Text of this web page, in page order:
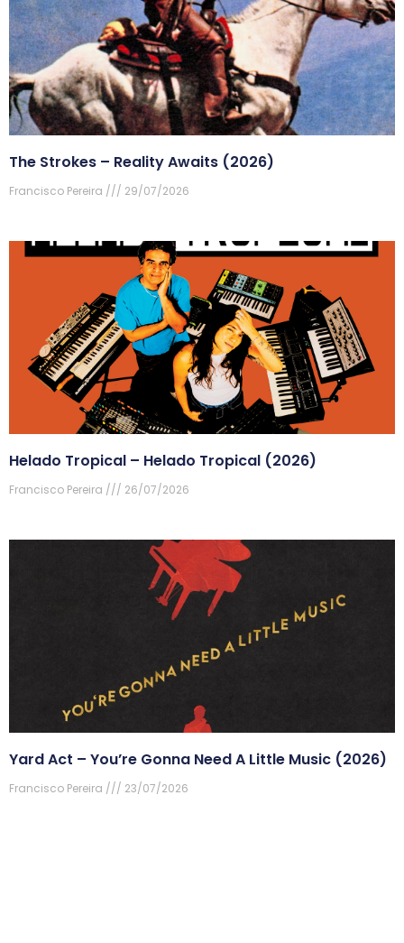
The Strokes – Reality Awaits (2026)
Francisco Pereira 29/07/2026
Helado Tropical – Helado Tropical (2026)
Francisco Pereira 26/07/2026
Yard Act – You’re Gonna Need A Little Music (2026)
Francisco Pereira 23/07/2026